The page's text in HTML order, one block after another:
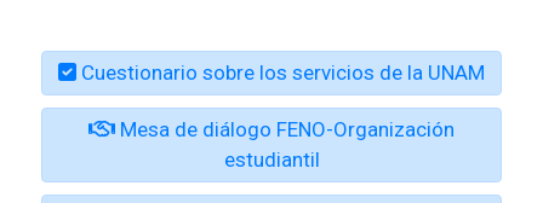
Cuestionario sobre los servicios de la UNAM
Mesa de diálogo FENO-Organización
estudiantil